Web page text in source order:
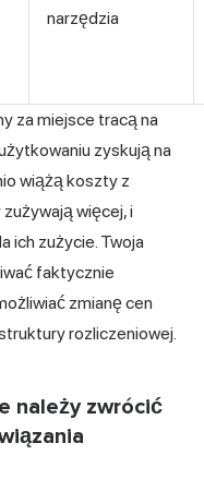
narzędzia
za miejsce tracą na
zyskują na
wiążą koszty z
więcej, i
ich zużycie. Twoja
faktycznie
zmianę cen
rozliczeniowej.
należy zwrócić